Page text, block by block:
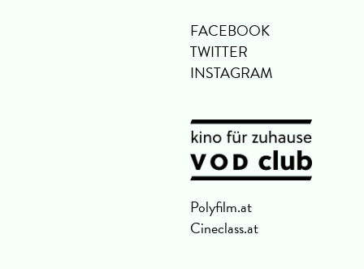
FACEBOOK
TWITTER
INSTAGRAM
Polyfilm.at
Cineclass.at